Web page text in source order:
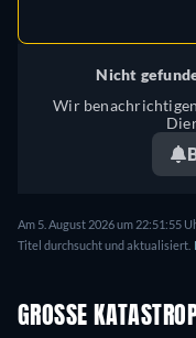
Nicht
Wir
Am 5. August 2026 um 22:51:55
Titel durchsucht und aktualisiert.
GROSSE